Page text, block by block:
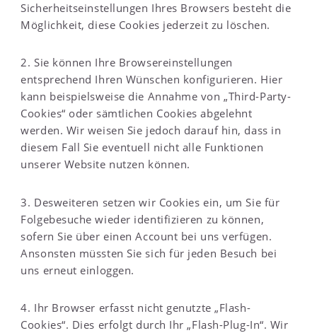
Sicherheitseinstellungen Ihres Browsers besteht die
Möglichkeit, diese Cookies jederzeit zu löschen.
2. Sie können Ihre Browsereinstellungen
entsprechend Ihren Wünschen konfigurieren. Hier
kann beispielsweise die Annahme von „Third-Party-
Cookies“ oder sämtlichen Cookies abgelehnt
werden. Wir weisen Sie jedoch darauf hin, dass in
diesem Fall Sie eventuell nicht alle Funktionen
unserer Website nutzen können.
3. Desweiteren setzen wir Cookies ein, um Sie für
Folgebesuche wieder identifizieren zu können,
sofern Sie über einen Account bei uns verfügen.
Ansonsten müssten Sie sich für jeden Besuch bei
uns erneut einloggen.
4. Ihr Browser erfasst nicht genutzte „Flash-
Cookies“. Dies erfolgt durch Ihr „Flash-Plug-In“. Wir